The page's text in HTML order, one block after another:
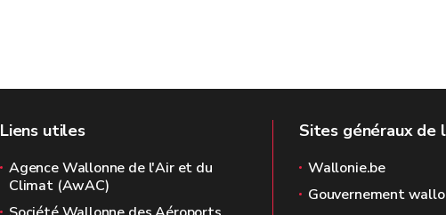
Liens utiles
Agence Wallonne de l'Air et du
Climat (AwAC)
Sites généraux de
Wallonie.be
Gouvernement